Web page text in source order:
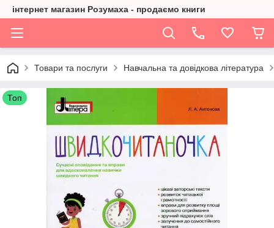
інтернет магазин Розумаха - продаємо книги
Товари та послуги Навчальна та довідкова література
Топ